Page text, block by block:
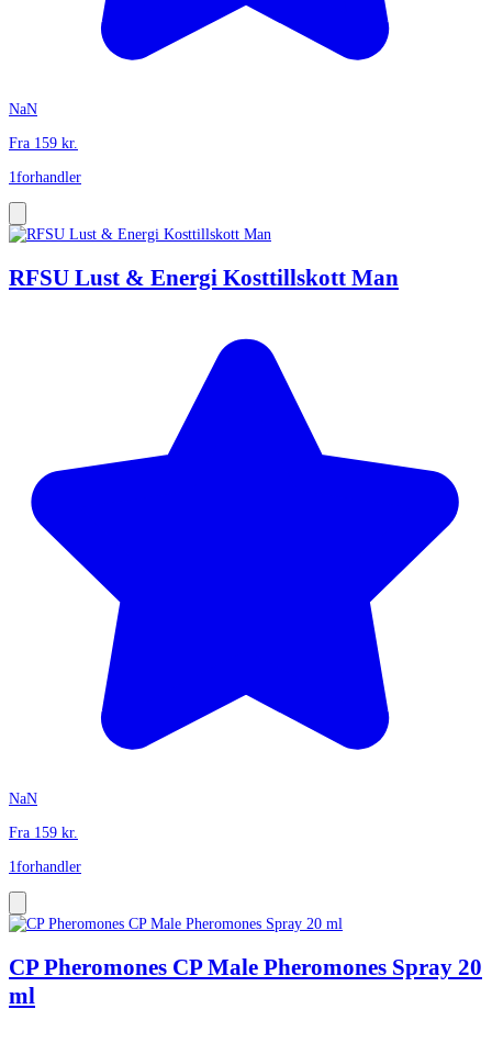
NaN
Fra 159 kr.
1forhandler
RFSU Lust & Energi Kosttillskott Man
NaN
Fra 159 kr.
1forhandler
CP Pheromones CP Male Pheromones Spray 20
ml